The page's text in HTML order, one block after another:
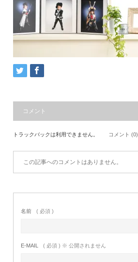
コメント
トラックバックは利用できません。 コメント (0)
この記事へのコメントはありません。
名前 ( 必須 )
E-MAIL ( 必須 ) ※ 公開されません